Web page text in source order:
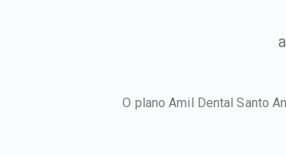
a
O plano Amil Dental Santo